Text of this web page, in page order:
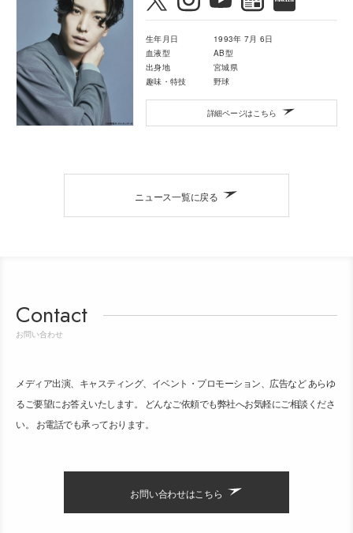
生年月日
1993年 7月 6日
血液型
AB型
出身地
宮城県
趣味・特技
野球
詳細ページはこちら
ニュース一覧に戻る
Contact
お問い合わせ
メディア出演、キャスティング、イベント・プロモーション、広告など あらゆ
るご要望にお答えいたします。 どんなご依頼でも弊社へお気軽にご相談くださ
い。 お電話でも承っております。
お問い合わせはこちら